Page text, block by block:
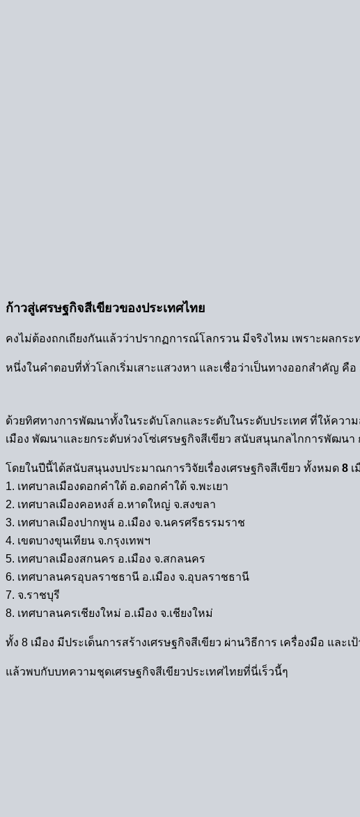
ก้าวสู่เศรษฐกิจสีเขียวของประเทศไทย
คงไม่ต้องถกเถียงกันแล้วว่าปรากฏการณ์โลกรวน มีจริงไหม เพราะผล
หนึ่งในคำตอบที่ทั่วโลกเริ่มเสาะแสวงหา และเชื่อว่าเป็นทางออกสำคัญ คื
ด้วยทิศทางการพัฒนาทั้งในระดับโลกและระดับในระดับประเทศ ที่ให้ควา
เมือง พัฒนาและยกระดับห่วงโซ่เศรษฐกิจสีเขียว สนับสนุนกลไกการพัฒน
โดยในปีนี้ได้สนับสนุนงบประมาณการวิจัยเรื่องเศรษฐกิจสีเขียว ทั้งหมด 8 เ
1. เทศบาลเมืองดอกคำใต้ อ.ดอกคำใต้ จ.พะเยา
2. เทศบาลเมืองคอหงส์ อ.หาดใหญ่ จ.สงขลา
3. เทศบาลเมืองปากพูน อ.เมือง จ.นครศรีธรรมราช
4. เขตบางขุนเทียน จ.กรุงเทพฯ
5. เทศบาลเมืองสกนคร อ.เมือง จ.สกลนคร
6. เทศบาลนครอุบลราชธานี อ.เมือง จ.อุบลราชธานี
7. จ.ราชบุรี
8. เทศบาลนครเชียงใหม่ อ.เมือง จ.เชียงใหม่
ทั้ง 8 เมือง มีประเด็นการสร้างเศรษฐกิจสีเขียว ผ่านวิธีการ เครื่องมือ แล
แล้วพบกับบทความชุดเศรษฐกิจสีเขียวประเทศไทยที่นี่เร็วนี้ๆ